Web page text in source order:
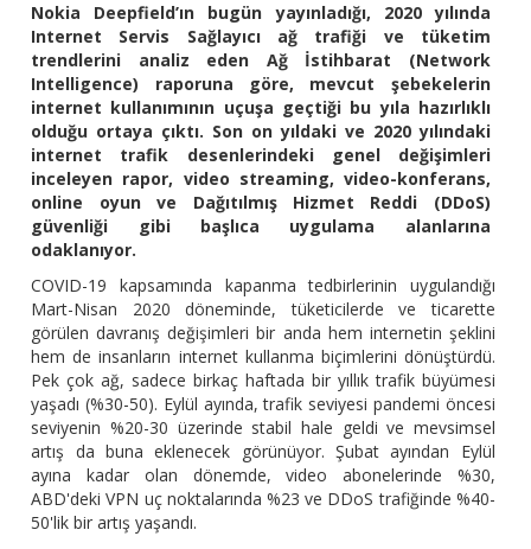
Nokia Deepfield’ın bugün yayınladığı, 2020 yılında
Internet Servis Sağlayıcı ağ trafiği ve tüketim
trendlerini analiz eden Ağ İstihbarat (Network
Intelligence) raporuna göre, mevcut şebekelerin
internet kullanımının uçuşa geçtiği bu yıla hazırlıklı
olduğu ortaya çıktı. Son on yıldaki ve 2020 yılındaki
internet trafik desenlerindeki genel değişimleri
inceleyen rapor, video streaming, video-konferans,
online oyun ve Dağıtılmış Hizmet Reddi (DDoS)
güvenliği gibi başlıca uygulama alanlarına
odaklanıyor.
COVID-19 kapsamında kapanma tedbirlerinin uygulandığı
Mart-Nisan 2020 döneminde, tüketicilerde ve ticarette
görülen davranış değişimleri bir anda hem internetin şeklini
hem de insanların internet kullanma biçimlerini dönüştürdü.
Pek çok ağ, sadece birkaç haftada bir yıllık trafik büyümesi
yaşadı (%30-50). Eylül ayında, trafik seviyesi pandemi öncesi
seviyenin %20-30 üzerinde stabil hale geldi ve mevsimsel
artış da buna eklenecek görünüyor. Şubat ayından Eylül
ayına kadar olan dönemde, video abonelerinde %30,
ABD'deki VPN uç noktalarında %23 ve DDoS trafiğinde %40-
50'lik bir artış yaşandı.